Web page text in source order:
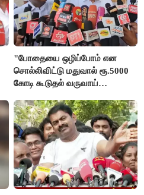
"போதையை ஒழிப்போம் என
சொல்லிவிட்டு மதுவால் ரூ.5000
கோடி கூடுதல் வருவாய்
மார்க்கண்டேயன்